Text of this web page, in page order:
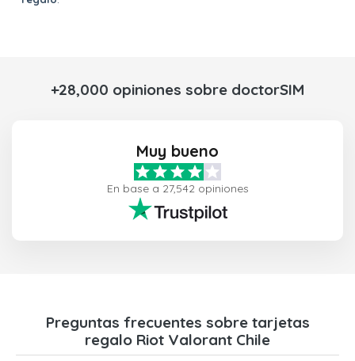
+28,000 opiniones sobre doctorSIM
Muy bueno
En base a 27,542 opiniones
Preguntas frecuentes sobre tarjetas
regalo Riot Valorant Chile